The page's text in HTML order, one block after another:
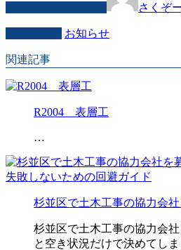
さくぞ
お知らせ
関連記事
R2004 表層工
…
杉並区で土木工事の協力会
杉並区で土木工事の協力会
と空き状況だけで決めてし